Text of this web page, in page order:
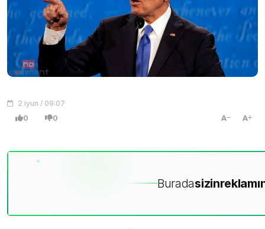
2 iyun / 09:07
0 0 A A
Buradasizin